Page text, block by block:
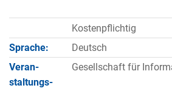
Kostenpflichtig
Sprache:
Deutsch
Veran­
staltungs­
Gesellschaft für